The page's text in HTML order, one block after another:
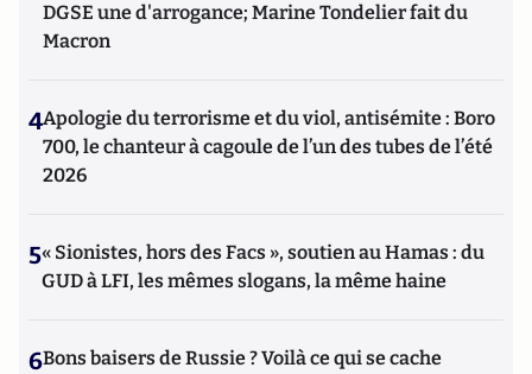
DGSE une d'arrogance; Marine Tondelier fait du
Macron
4Apologie du terrorisme et du viol, antisémite : Boro
700, le chanteur à cagoule de l’un des tubes de l’été
2026
5« Sionistes, hors des Facs », soutien au Hamas : du
GUD à LFI, les mêmes slogans, la même haine
6Bons baisers de Russie ? Voilà ce qui se cache